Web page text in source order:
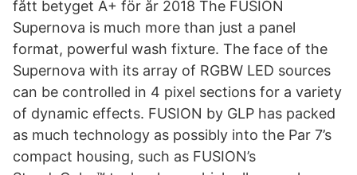
fått betyget A+ för år 2018 The FUSION
Supernova is much more than just a panel
format, powerful wash fixture. The face of the
Supernova with its array of RGBW LED sources
can be controlled in 4 pixel sections for a variety
of dynamic effects. FUSION by GLP has packed
as much technology as possibly into the Par 7’s
compact housing, such as FUSION’s